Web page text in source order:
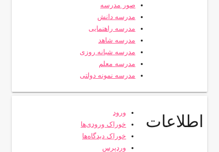
صور مدرسه
مدرسه دانش
مدرسه راهنمایی
مدرسه شاهد
مدرسه شبانه روزی
مدرسه معلم
مدرسه نمونه دولتی
اطلاعات
ورود
خوراک ورودی‌ها
خوراک دیدگاه‌ها
وردپرس